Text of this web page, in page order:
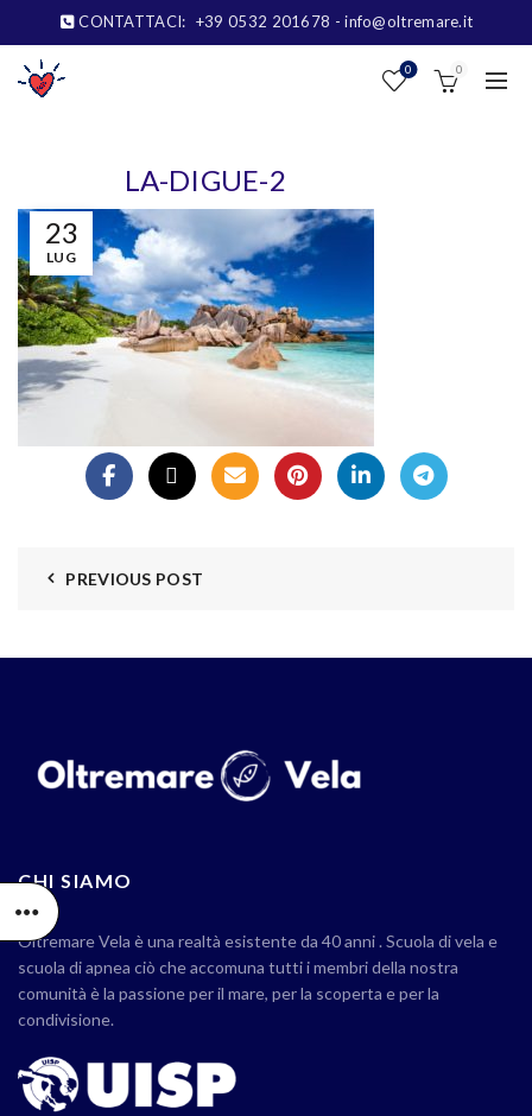
CONTATTACI: +39 0532 201678 - info@oltremare.it
0 0
23
LUG
LA-DIGUE-2
PREVIOUS POST
CHI SIAMO
Oltremare Vela è una realtà esistente da 40 anni . Scuola di vela e
scuola di apnea ciò che accomuna tutti i membri della nostra
comunità è la passione per il mare, per la scoperta e per la
condivisione.